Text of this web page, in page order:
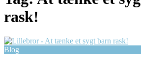
rask!
Blog